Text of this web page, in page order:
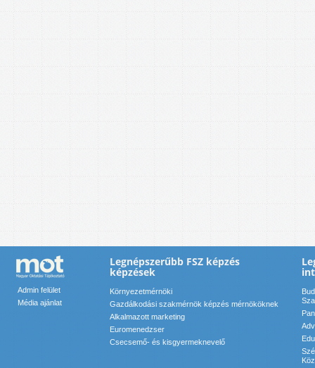
Admin felület
Média ajánlat
Legnépszerűbb FSZ képzés
képzések
Környezetmérnöki
Gazdálkodási szakmérnök képzés mérnököknek
Alkalmazott marketing
Euromenedzser
Csecsemő- és kisgyermeknevelő